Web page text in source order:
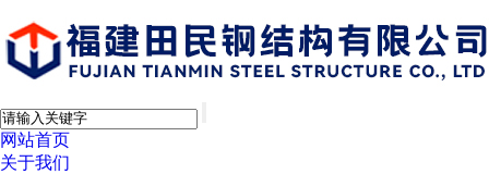
网站首页
关于我们